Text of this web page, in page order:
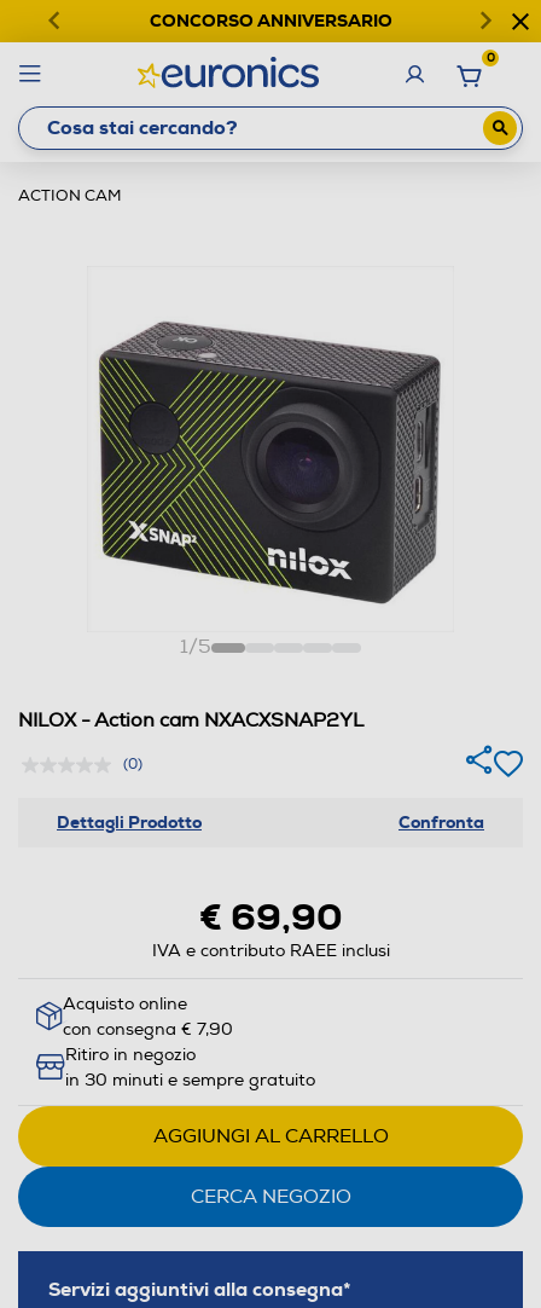
CONCORSO ANNIVERSARIO
0
ACTION CAM
1/5
NILOX - Action cam NXACXSNAP2YL
(0)
Dettagli Prodotto Confronta
€ 69,90
IVA e contributo RAEE inclusi
Acquisto online
con consegna € 7,90
Ritiro in negozio
in 30 minuti e sempre gratuito
AGGIUNGI AL CARRELLO
CERCA NEGOZIO
Servizi aggiuntivi alla consegna*